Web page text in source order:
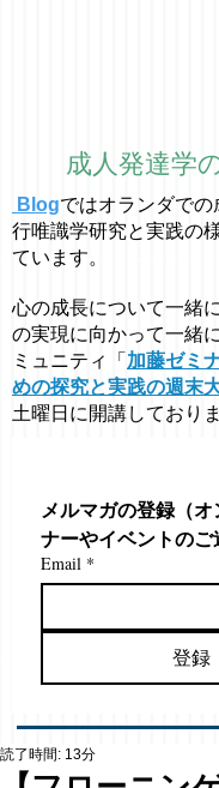
成人発達学
Blogではオラ ンダでの
行唯識学研究と実践の
ています。
心の成長について一緒
の実現に向かって一緒
ミュニティ「 加藤ゼミ
めの探究と実践の週末
土曜日に開講しておりま
メルマガの登録（オ
ナーやイベントのご
Email *
登録
読了時間: 13分